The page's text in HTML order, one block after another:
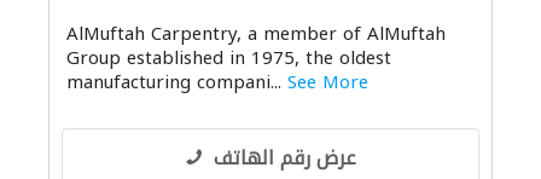
التصميم المعماري الصوتيات سجاد وموكيت
الحجر والرخام منتجات الجبس الستائر
توريد الأقمشة والنسيج
AlMuftah Carpentry, a member of AlMuftah
Group established in 1975, the oldest
manufacturing compani... See More
عرض رقم الهاتف